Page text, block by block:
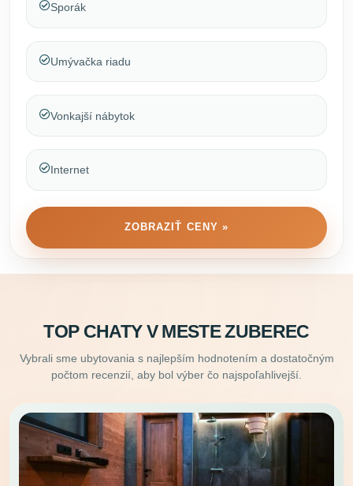
Sporák
Umývačka riadu
Vonkajší nábytok
Internet
ZOBRAZIŤ CENY »
TOP CHATY V MESTE ZUBEREC
Vybrali sme ubytovania s najlepším hodnotením a dostatočným
počtom recenzií, aby bol výber čo najspoľahlivejší.